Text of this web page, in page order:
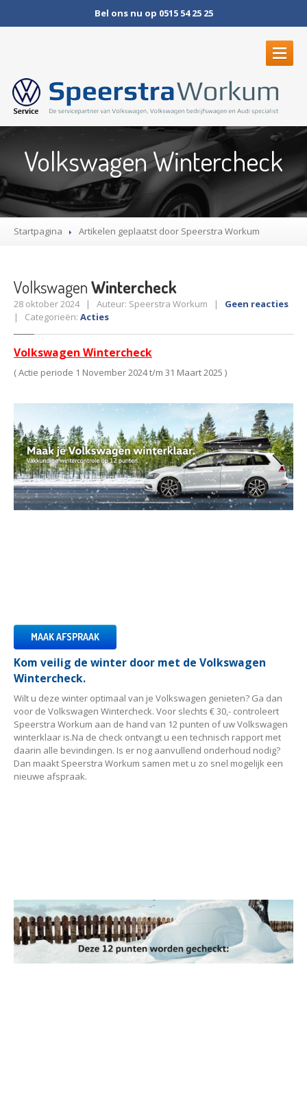
Bel ons nu op 0515 54 25 25
SERVICE& ONDERHOUD
Volkswagen
Airco
Economyservice
Expressservice
Ruitschade
Zelfservice & instructies
Werkplaats
Tankstation
OCCASIONS
OVER ONS
Contact
OverSpeerstra
Openingstijden
Volkswagen Wintercheck
Startpagina Artikelen geplaatst door Speerstra Workum
VolkswagenWintercheck
28 oktober 2024 | Auteur: Speerstra Workum | Geen reacties
| Categorieën: Acties
Volkswagen Wintercheck
( Actie periode 1 November 2024 t/m 31 Maart 2025 )
MAAK AFSPRAAK
Kom veilig de winter door met de Volkswagen
Wintercheck.
Wilt u deze winter optimaal van je Volkswagen genieten? Ga dan
voor de Volkswagen Wintercheck. Voor slechts € 30,- controleert
Speerstra Workum aan de hand van 12 punten of uw Volkswagen
winterklaar is.Na de check ontvangt u een technisch rapport met
daarin alle bevindingen. Is er nog aanvullend onderhoud nodig?
Dan maakt Speerstra Workum samen met u zo snel mogelijk een
nieuwe afspraak.